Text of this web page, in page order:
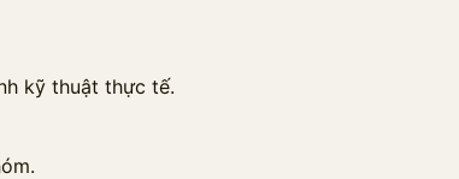
kỹ thuật thực tế.